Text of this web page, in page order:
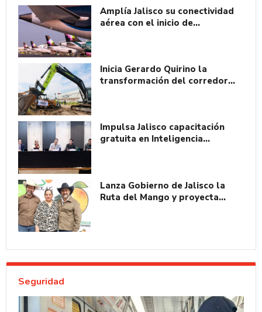
Amplía Jalisco su conectividad
aérea con el inicio de…
Inicia Gerardo Quirino la
transformación del corredor…
Impulsa Jalisco capacitación
gratuita en Inteligencia…
Lanza Gobierno de Jalisco la
Ruta del Mango y proyecta…
Seguridad